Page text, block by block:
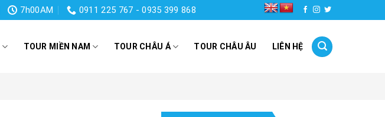
7h00AM 0911 225 767 - 0935 399 868
TOUR MIỀN NAM TOUR CHÂU Á TOUR CHÂU ÂU LIÊN HỆ